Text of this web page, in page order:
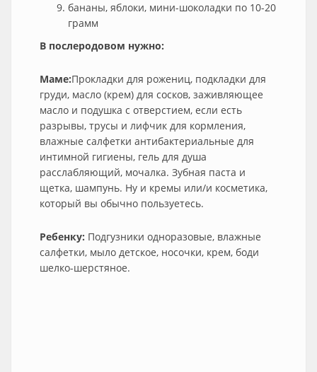
бананы, яблоки, мини-шоколадки по 10-20
грамм
В послеродовом нужно:
Маме:Прокладки для рожениц, подкладки для
груди, масло (крем) для сосков, заживляющее
масло и подушка с отверстием, если есть
разрывы, трусы и лифчик для кормления,
влажные салфетки антибактериальные для
интимной гигиены, гель для душа
расслабляющий, мочалка. Зубная паста и
щетка, шампунь. Ну и кремы или/и косметика,
который вы обычно пользуетесь.
Ребенку: Подгузники одноразовые, влажные
салфетки, мыло детское, носочки, крем, боди
шелко-шерстяное.